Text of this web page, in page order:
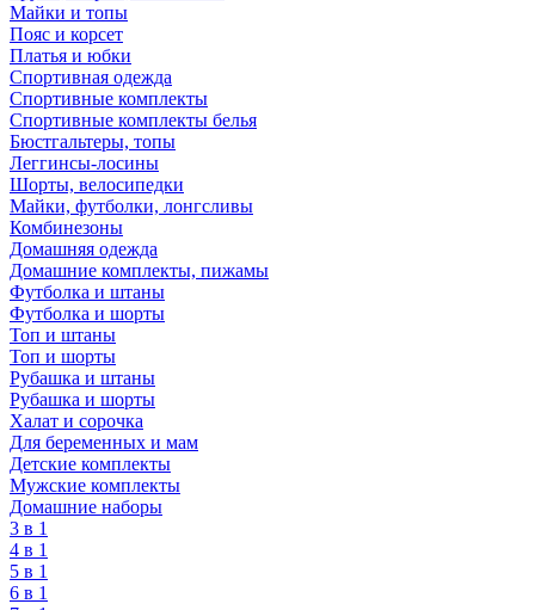
Майки и топы
Пояс и корсет
Платья и юбки
Спортивная одежда
Спортивные комплекты
Спортивные комплекты белья
Бюстгальтеры, топы
Леггинсы-лосины
Шорты, велосипедки
Майки, футболки, лонгсливы
Комбинезоны
Домашняя одежда
Домашние комплекты, пижамы
Футболка и штаны
Футболка и шорты
Топ и штаны
Топ и шорты
Рубашка и штаны
Рубашка и шорты
Халат и сорочка
Для беременных и мам
Детские комплекты
Мужские комплекты
Домашние наборы
3 в 1
4 в 1
5 в 1
6 в 1